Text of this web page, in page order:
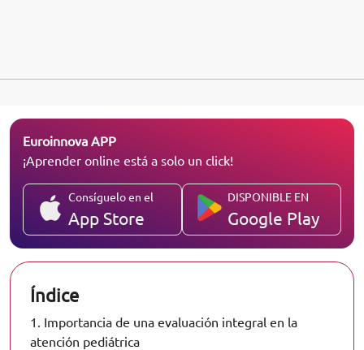
Euroinnova APP
¡Aprender online está a solo un click!
Consíguelo en el
App Store
DISPONIBLE EN
Google Play
Índice
1. Importancia de una evaluación integral en la
atención pediátrica